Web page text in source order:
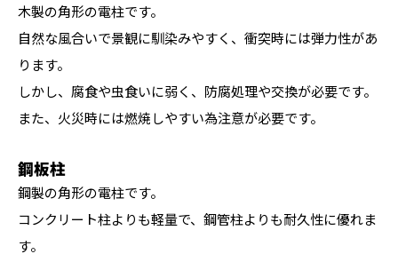
木製の角形の電柱です。
自然な風合いで景観に馴染みやすく、衝突時には弾力性があ
ります。
しかし、腐食や虫食いに弱く、防腐処理や交換が必要です。
また、火災時には燃焼しやすい為注意が必要です。
鋼板柱
鋼製の角形の電柱です。
コンクリート柱よりも軽量で、鋼管柱よりも耐久性に優れま
す。